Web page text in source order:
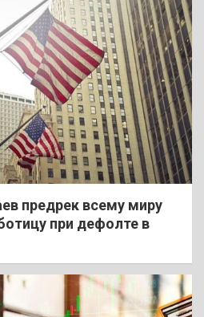
предрек всему миру
при дефолте в